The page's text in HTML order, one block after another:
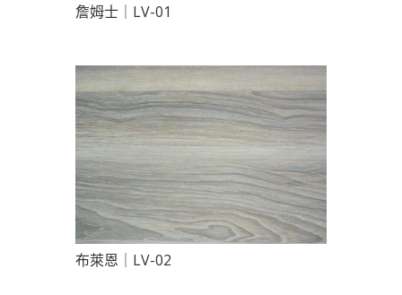
詹姆士｜LV-01
布萊恩｜LV-02